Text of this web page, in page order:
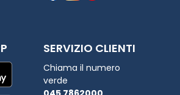
SERVIZIO CLIENTI
Chiama il numero
verde